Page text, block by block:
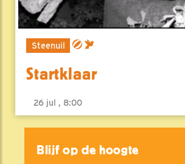
Steenuil
Startklaar
26 jul , 8:00
Blijf op de hoogte